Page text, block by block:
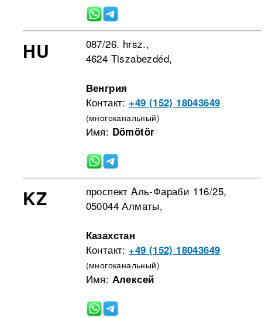
HU
087/26. hrsz.,
4624 Tiszabezdéd,
Венгрия
Контакт: +49 (152) 18043649
(многоканальный)
Имя: Dömötör
KZ
проспект Aль-Фараби 116/25,
050044 Алматы,
Казахстан
Контакт: +49 (152) 18043649
(многоканальный)
Имя: Алексей